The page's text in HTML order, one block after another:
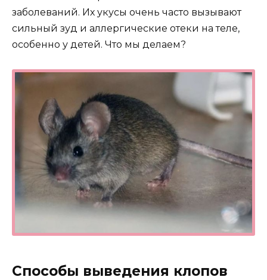
заболеваний. Их укусы очень часто вызывают
сильный зуд и аллергические отеки на теле,
особенно у детей. Что мы делаем?
Способы выведения клопов